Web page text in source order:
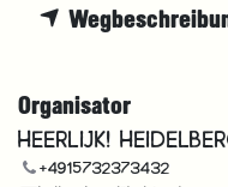
Organisator
HEERLIJK!
+4915732373432